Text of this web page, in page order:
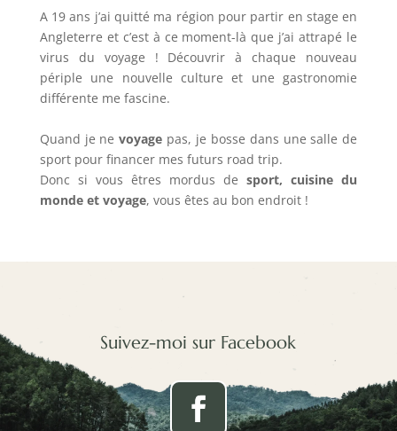
A 19 ans j’ai quitté ma région pour partir en stage en
Angleterre et c’est à ce moment-là que j’ai attrapé le
virus du voyage ! Découvrir à chaque nouveau
périple une nouvelle culture et une gastronomie
différente me fascine.
Quand je nevoyage pas, je bosse dans une salle de
sport pour financer mes futurs road trip.
Donc si vous êtres mordus desport, cuisine du
monde et voyage, vous êtes au bon endroit !
Suivez-moi sur Facebook